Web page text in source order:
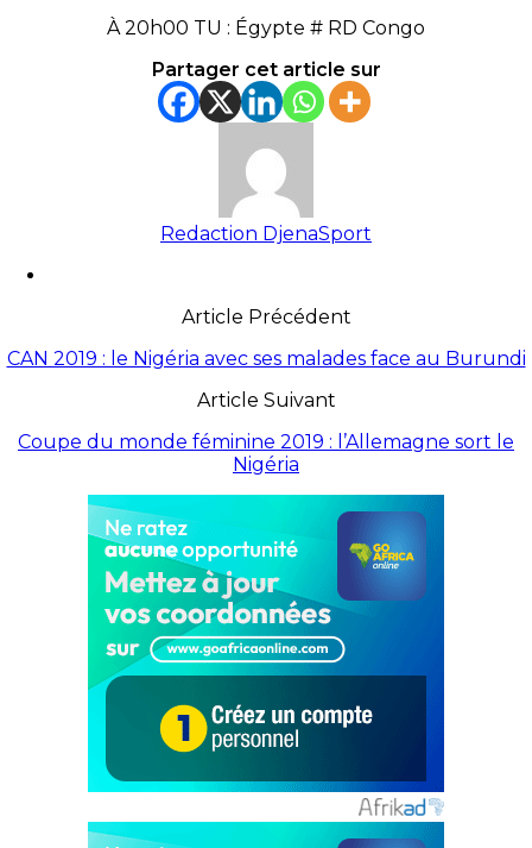
À 20h00 TU : Égypte # RD Congo
Partager cet article sur
Redaction DjenaSport
Article Précédent
CAN 2019 : le Nigéria avec ses malades face au Burundi
Article Suivant
Coupe du monde féminine 2019 : l’Allemagne sort le
Nigéria